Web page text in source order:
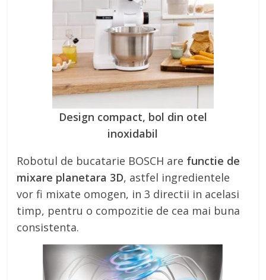
Design compact, bol din otel
inoxidabil
Robotul de bucatarie BOSCH are functie de
mixare planetara 3D, astfel ingredientele
vor fi mixate omogen, in 3 directii in acelasi
timp, pentru o compozitie de cea mai buna
consistenta.